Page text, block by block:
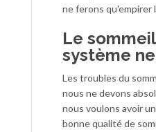
ne ferons qu'empirer
Le
système
Les troubles du
nous ne devons
nous voulons avoir
bonne qualité de